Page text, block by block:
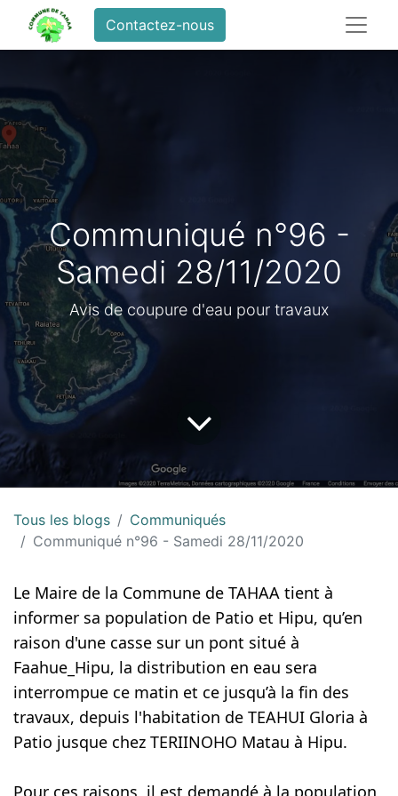
Contactez-nous
Communiqué n°96 -
Samedi 28/11/2020
Avis de coupure d'eau pour travaux
Tous les blogs
Communiqués
Communiqué n°96 - Samedi 28/11/2020
Le Maire de la Commune de TAHAA tient à
informer sa population de Patio et Hipu, qu’en
raison d'une casse sur un pont situé à
Faahue_Hipu, la distribution en eau sera
interrompue ce matin et ce jusqu’à la fin des
travaux, depuis l'habitation de TEAHUI Gloria à
Patio jusque chez TERIINOHO Matau à Hipu.
Pour ces raisons, il est demandé à la population